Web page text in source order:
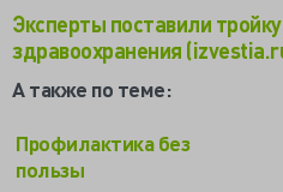
Эксперты поставили
здравоохранения
А также по теме:
Профилактика без
пользы